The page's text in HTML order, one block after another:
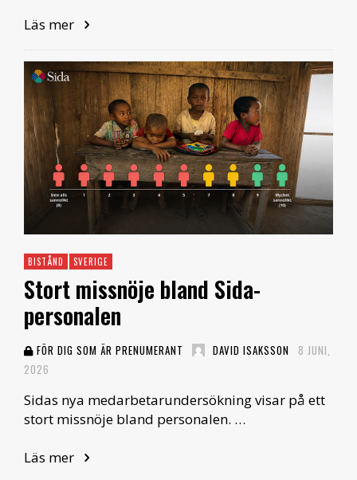
Läs mer
BISTÅND SVERIGE
Stort missnöje bland Sida-
personalen
FÖR DIG SOM ÄR PRENUMERANT DAVID ISAKSSON
8 JUNI,
2026
Sidas nya medarbetarundersökning visar på ett
stort missnöje bland personalen. …
Läs mer